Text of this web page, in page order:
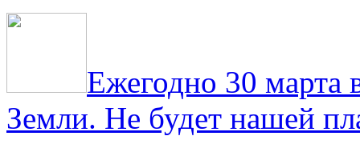
Ежегодно 30 марта
Земли. Не будет нашей